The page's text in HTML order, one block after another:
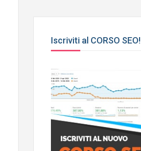
Iscriviti al CORSO SEO!